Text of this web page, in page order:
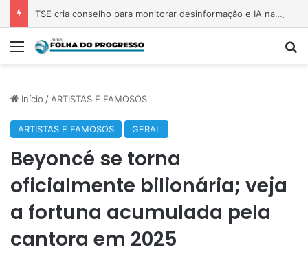
TSE cria conselho para monitorar desinformação e IA nas eleições
Menu
Início / ARTISTAS E FAMOSOS
ARTISTAS E FAMOSOS GERAL
Beyoncé se torna
oficialmente bilionária; veja
a fortuna acumulada pela
cantora em 2025